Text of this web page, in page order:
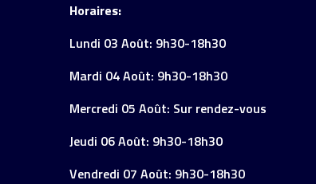
Horaires:
Lundi 03 Août: 9h30-18h30
Mardi 04 Août: 9h30-18h30
Mercredi 05 Août: Sur rendez-vous
Jeudi 06 Août: 9h30-18h30
Vendredi 07 Août: 9h30-18h30